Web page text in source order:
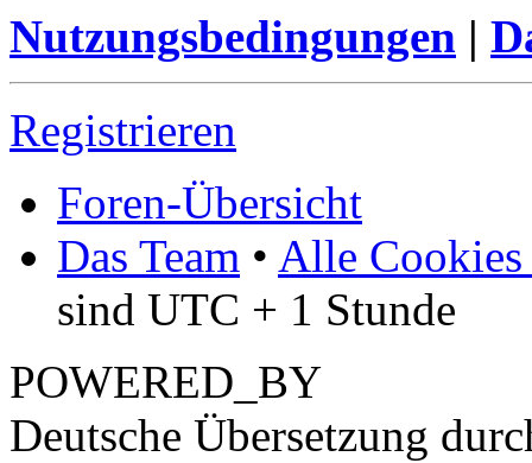
Nutzungsbedingungen |
Registrieren
Foren-Übersicht
Das Team • Alle Cookies
sind UTC + 1 Stunde
POWERED_BY
Deutsche Übersetzung